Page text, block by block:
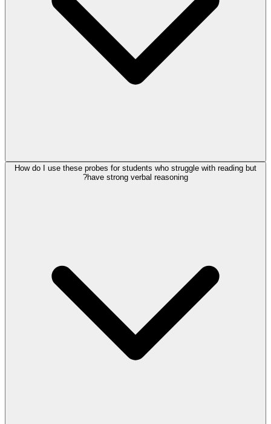
How do I use these probes for students who struggle with reading but
have strong verbal reasoning?